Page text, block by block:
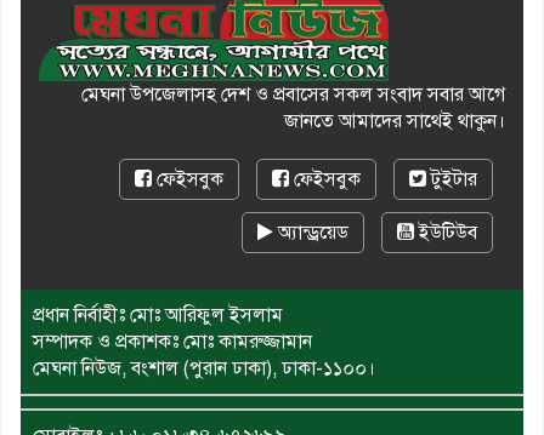
মেঘনা উপজেলাসহ দেশ ও প্রবাসের সকল সংবাদ সবার আগে
জানতে আমাদের সাথেই থাকুন।
ফেইসবুক ফেইসবুক টুইটার
অ্যান্ড্রয়েড ইউটিউব
প্রধান নির্বাহীঃ মোঃ আরিফুল ইসলাম
সম্পাদক ও প্রকাশকঃ মোঃ কামরুজ্জামান
মেঘনা নিউজ, বংশাল (পুরান ঢাকা), ঢাকা-১১০০।